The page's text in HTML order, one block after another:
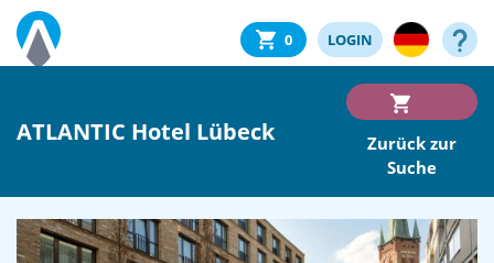
0 LOGIN
ATLANTIC Hotel Lübeck
Zurück zur
Suche